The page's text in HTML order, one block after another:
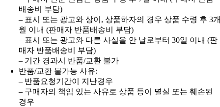
배송비 부담)
– 표시 또는 광고와 상이, 상품하자의 경우 상품 수령 후 3
월 이내 (판매자 반품배송비 부담)
– 표시 또는 광고와 다른 사실을 안 날로부터 30일 이내 (판
매자 반품배송비 부담)
– 기간 경과시 반품/교환 불가
반품/교환 불가능 사유:
– 반품요청기간이 지난경우
– 구매자의 책임 있는 사유로 상품 등이 멸실 또는 훼손된
경우